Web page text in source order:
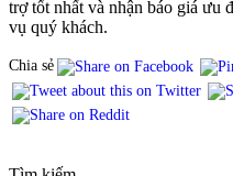
trợ tốt nhất và nhận báo giá ưu
vụ quý khách.
Chia sẻ